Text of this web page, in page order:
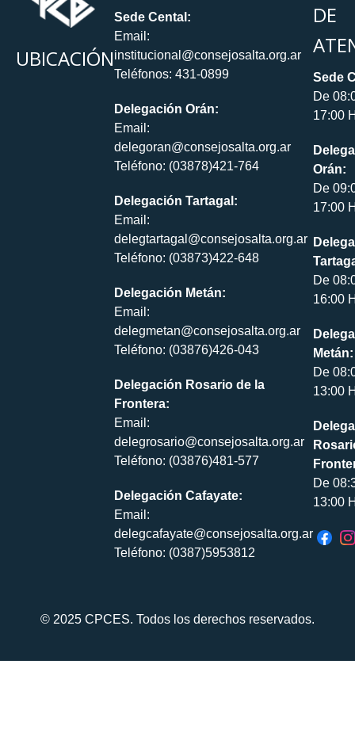
UBICACIÓN
Sede Cental:
Email:
institucional@consejosalta.org.ar
Teléfonos: 431-0899
Delegación Orán:
Email:
delegoran@consejosalta.org.ar
Teléfono: (03878)421-764
Delegación Tartagal:
Email:
delegtartagal@consejosalta.org.ar
Teléfono: (03873)422-648
Delegación Metán:
Email:
delegmetan@consejosalta.org.ar
Teléfono: (03876)426-043
Delegación Rosario de la
Frontera:
Email:
delegrosario@consejosalta.org.ar
Teléfono: (03876)481-577
Delegación Cafayate:
Email:
delegcafayate@consejosalta.org.ar
Teléfono: (0387)5953812
DE
Sede
De
17:00
Orán:
De
17:00
De
16:00
Metán:
De
13:00
De
13:00
© 2025 CPCES. Todos los derechos reservados.